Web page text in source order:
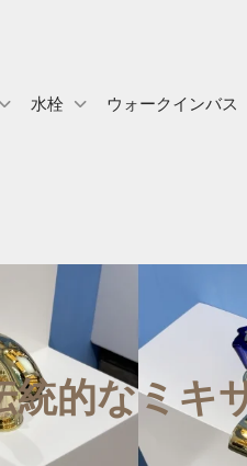
水栓 ウォークインバス
統的なミキ